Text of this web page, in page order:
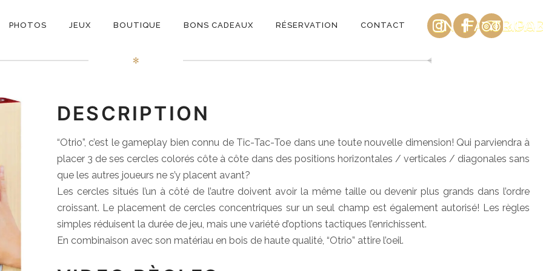
PHOTOS JEUX BOUTIQUE BONS CADEAUX RÉSERVATION CONTACT INSTAGRAM
Otrio
✻
DESCRIPTION
“Otrio”, c’est le gameplay bien connu de Tic-Tac-Toe dans une toute nouvelle dimension! Qui parviendra à
placer 3 de ses cercles colorés côte à côte dans des positions horizontales / verticales / diagonales sans
que les autres joueurs ne s’y placent avant?
Les cercles situés l’un à côté de l’autre doivent avoir la même taille ou devenir plus grands dans l’ordre
croissant. Le placement de cercles concentriques sur un seul champ est également autorisé! Les règles
simples réduisent la durée de jeu, mais une variété d’options tactiques l’enrichissent.
En combinaison avec son matériau en bois de haute qualité, “Otrio” attire l’oeil.